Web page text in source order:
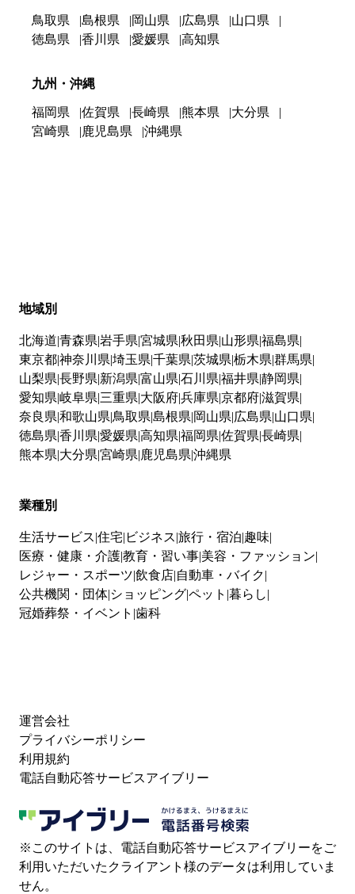
鳥取県 島根県 岡山県 広島県
山口県
徳島県
香川県 愛媛県 高知県
九州・沖縄
福岡県 佐賀県 長崎県 熊本県
大分県
宮崎県
鹿児島県 沖縄県
地域別
北海道 青森県 岩手県 宮城県 秋田県 山形県 福島県
東京都神奈川県 埼玉県 千葉県 茨城県 栃木県 群馬県
山梨県 長野県 新潟県 富山県 石川県 福井県 静岡県
愛知県 岐阜県 三重県 大阪府兵庫県 京都府滋賀県
奈良県 和歌山県 鳥取県 島根県 岡山県 広島県 山口県
徳島県 香川県 愛媛県 高知県 福岡県 佐賀県 長崎県
熊本県 大分県 宮崎県 鹿児島県 沖縄県
業種別
生活サービス 住宅 ビジネス 旅行・宿泊 趣味
医療・健康・介護教育・習い事 美容・ファッション
レジャー・スポーツ 飲食店 自動車・バイク
公共機関・団体 ショッピングペット 暮らし
冠婚葬祭・イベント 歯科
運営会社
プライバシーポリシー
利用規約
電話自動応答サービスアイブリー
※このサイトは、電話自動応答サービスアイブリーをご
利用いただいたクライアント様のデータは利用していま
せん。